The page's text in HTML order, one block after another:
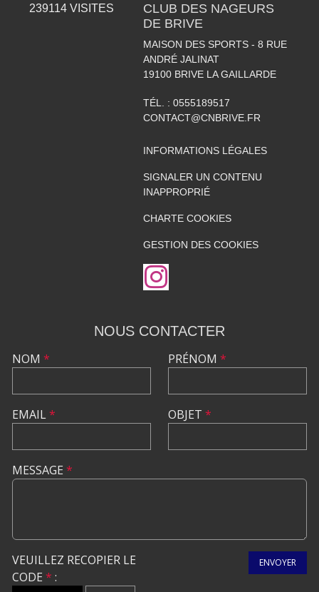
239114VISITES
CLUB DES NAGEURS
DE BRIVE
MAISON DES SPORTS - 8 RUE
ANDRÉ JALINAT
19100 BRIVE LA GAILLARDE
TÉL. : 0555189517
CONTACT@CNBRIVE.FR
INFORMATIONS LÉGALES
SIGNALER UN CONTENU
INAPPROPRIÉ
CHARTE COOKIES
GESTION DES COOKIES
NOUS CONTACTER
NOM *
EMAIL*
PRÉNOM *
OBJET *
MESSAGE *
VEUILLEZ RECOPIER LE
CODE * :
ENVOYER